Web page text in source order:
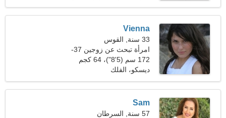
Vienna
33 سنة, القوس
امرأة تبحث عن زوجين 37-
44
172 سم (5'8")، 64 كجم
(141 رطلا)ديسكو، الفلك
Sam
57 سنة, السرطان